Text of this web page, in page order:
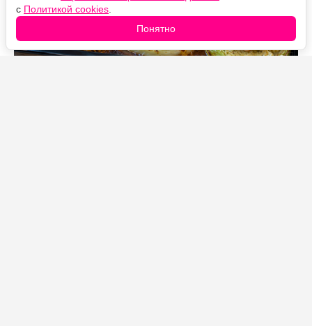
с Политикой cookies
Понятно